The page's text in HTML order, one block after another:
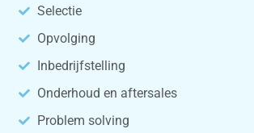
Selectie
Opvolging
Inbedrijfstelling
Onderhoud en aftersales
Problem solving